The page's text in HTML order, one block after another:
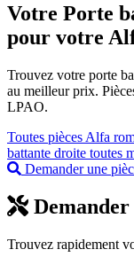
Votre Porte
pour votre
Trouvez votre porte
au meilleur prix.
LPAO.
Toutes pièces Alfa
battante droite toutes
Demander une
Demander
Trouvez rapidement